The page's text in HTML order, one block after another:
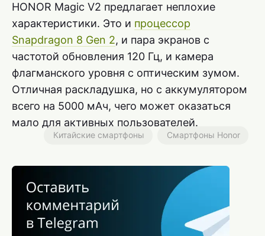
HONOR Magic V2 предлагает неплохие
характеристики. Это и процессор
Snapdragon 8 Gen 2, и пара экранов с
частотой обновления 120 Гц, и камера
флагманского уровня с оптическим зумом.
Отличная раскладушка, но с аккумулятором
всего на 5000 мАч, чего может оказаться
мало для активных пользователей.
Китайские смартфоны Смартфоны Honor